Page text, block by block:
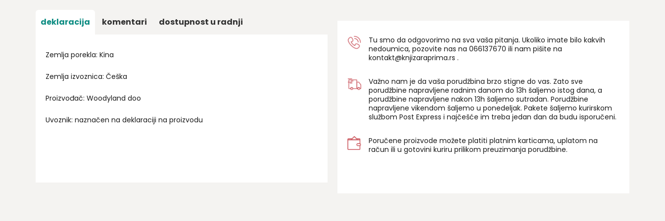
deklaracija komentari dostupnost u radnji
Zemlja porekla: Kina
Zemlja izvoznica: Češka
Proizvođač: Woodyland doo
Uvoznik: naznačen na deklaraciji na proizvodu
Tu smo da odgovorimo na sva vaša pitanja. Ukoliko imate bilo kakvih
nedoumica, pozovite nas na 066137670 ili nam pišite na
kontakt@knjizaraprima.rs .
Važno nam je da vaša porudžbina brzo stigne do vas. Zato sve
porudžbine napravljene radnim danom do 13h šaljemo istog dana, a
porudžbine napravljene nakon 13h šaljemo sutradan. Porudžbine
napravljene vikendom šaljemo u ponedeljak. Pakete šaljemo kurirskom
službom Post Express i najčešće im treba jedan dan da budu isporučeni.
Poručene proizvode možete platiti platnim karticama, uplatom na
račun ili u gotovini kuriru prilikom preuzimanja porudžbine.